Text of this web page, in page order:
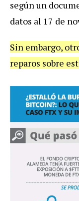
según un
datos al 17 de
Sin embargo,
reparos sobre